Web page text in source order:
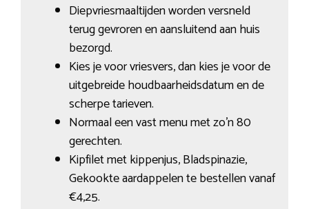
Diepvriesmaaltijden worden versneld
terug gevroren en aansluitend aan huis
bezorgd.
Kies je voor vriesvers, dan kies je voor de
uitgebreide houdbaarheidsdatum en de
scherpe tarieven.
Normaal een vast menu met zo’n 80
gerechten.
Kipfilet met kippenjus, Bladspinazie,
Gekookte aardappelen te bestellen vanaf
€4,25.